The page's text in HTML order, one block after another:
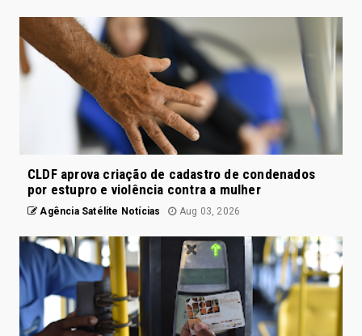
CLDF aprova criação de cadastro de condenados
por estupro e violência contra a mulher
Agência Satélite Notícias Aug 03, 2026